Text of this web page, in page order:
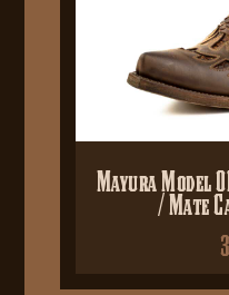
Mayura Model
/ Mate